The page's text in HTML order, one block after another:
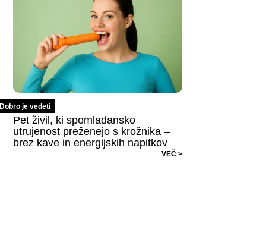
Dobro je vedeti
Pet živil, ki spomladansko
utrujenost preženejo s krožnika –
brez kave in energijskih napitkov
VEČ >